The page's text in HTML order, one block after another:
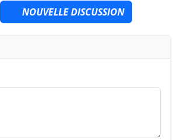
NOUVELLE DISCUSSION